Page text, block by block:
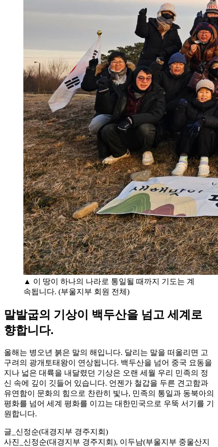
▲ 이 땅이 하나의 나라로 통일될 때까지 기도는 계
속됩니다. (부울지부 회원 전체)
말발굽의 기상이 백두산을 넘고 세계로
향합니다.
올해는 병오년 붉은 말의 해입니다. 달리는 말을 떠올리면 고
구려의 광개토태왕이 연상됩니다. 백두산을 넘어 중국 요동을
지나 넓은 대륙을 내달렸던 기상은 오랜 세월 우리 민족의 정
신 속에 깊이 깃들어 있습니다. 언젠가 철갑을 두른 견고함과
유연함이 문화의 힘으로 찬란히 빛나, 민족의 통일과 동북아의
평화를 넘어 세계 평화를 이끄는 대한민국으로 우뚝 서기를 기
원합니다.
글_신정순(대경지부 경주지회)
사진_신정순(대경지부 경주지회), 이두남(부울지부 중울산지